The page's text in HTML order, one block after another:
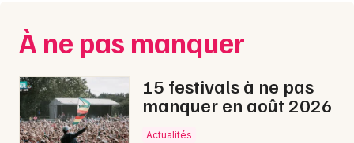
Concerts
Sports
Soirées
Nantes
Paris
Strasbourg
À ne pas manquer
15 festivals à ne pas
manquer en août 2026
Actualités